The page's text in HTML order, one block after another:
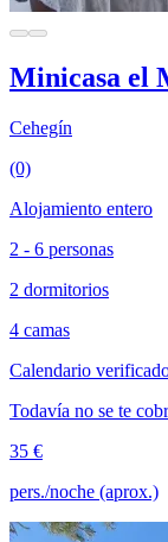
Minicasa el
Cehegín
(0)
Alojamiento entero
2 - 6 personas
2 dormitorios
4 camas
Calendario
Todavía no se te
35 €
pers./noche (aprox.)